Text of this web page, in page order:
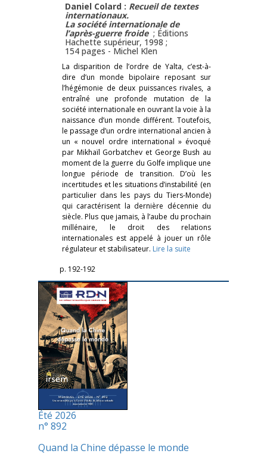
Daniel Colard : Recueil de textes
internationaux.
La société internationale de
l’après-guerre froide ; Éditions
Hachette supérieur, 1998 ;
154 pages -Michel Klen
La disparition de l’ordre de Yalta, c’est-à-
dire d’un monde bipolaire reposant sur
l’hégémonie de deux puissances rivales, a
entraîné une profonde mutation de la
société internationale en ouvrant la voie à la
naissance d’un monde différent. Toutefois,
le passage d’un ordre international ancien à
un « nouvel ordre international » évoqué
par Mikhaïl Gorbatchev et George Bush au
moment de la guerre du Golfe implique une
longue période de transition. D’où les
incertitudes et les situations d’instabilité (en
particulier dans les pays du Tiers-Monde)
qui caractérisent la dernière décennie du
siècle. Plus que jamais, à l’aube du prochain
millénaire, le droit des relations
internationales est appelé à jouer un rôle
régulateur et stabilisateur. Lire la suite
p. 192-192
Été 2026
n° 892
Quand la Chine dépasse le monde